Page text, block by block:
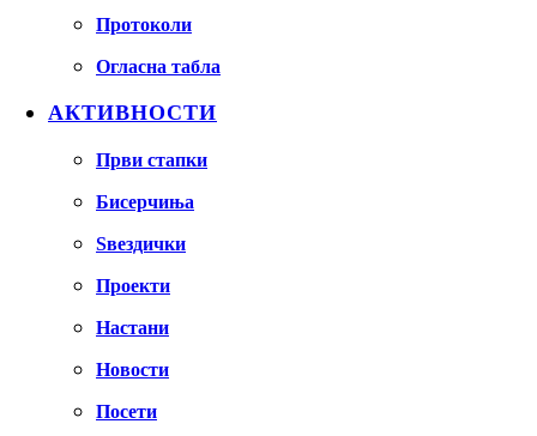
Протоколи
Огласна табла
АКТИВНОСТИ
Први стапки
Бисерчиња
Ѕвездички
Проекти
Настани
Новости
Посети